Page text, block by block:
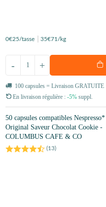
0€25/tasse 35€71 /kg
+
-
100 capsules = Livraison GRATUITE
En livraison régulière : -5% suppl.
50 capsules compatibles Nespresso*
Original Saveur Chocolat Cookie -
COLUMBUS CAFE & CO
(13)